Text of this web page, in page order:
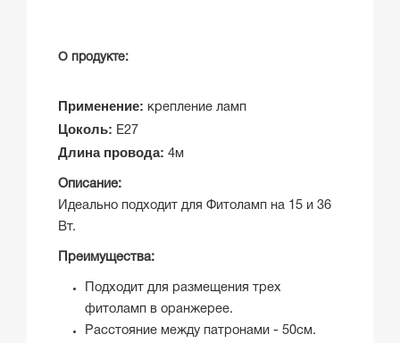
О продукте:
Применение: крепление ламп
Цоколь: Е27
Длина провода: 4м
Описание:
Идеально подходит для Фитоламп на 15 и 36
Вт.
Преимущества:
Подходит для размещения трех
фитоламп в оранжерее.
Расстояние между патронами - 50см.